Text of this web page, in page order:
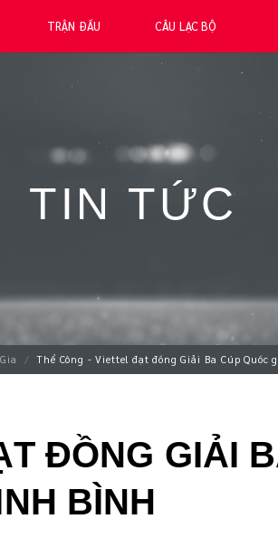
TRẬN ĐẤU CÂU LẠC BỘ
TIN TỨC
Thể Công - Viettel đạt đồng Giải Ba Cúp Quốc
ĐỒNG GIẢI
BÌNH